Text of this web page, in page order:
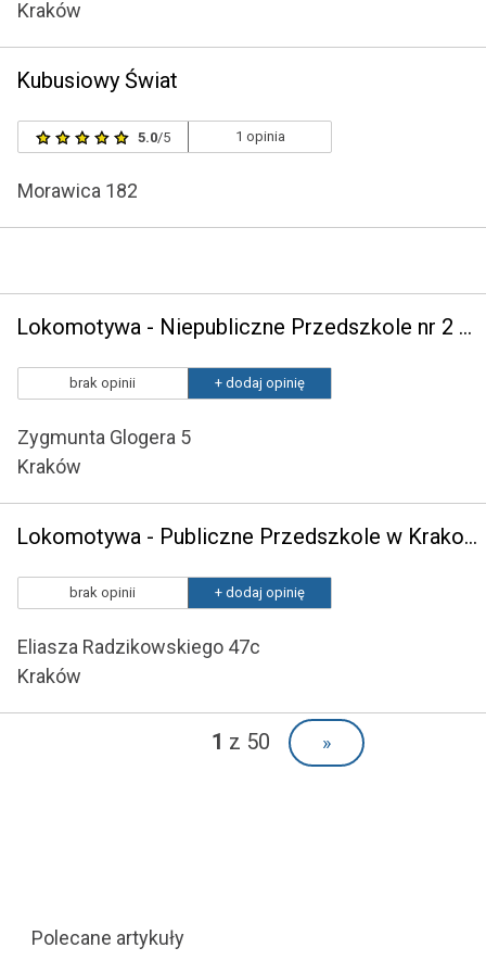
Kraków
Kubusiowy Świat
5.0/5 1 opinia
Morawica 182
Lokomotywa - Niepubliczne Przedszkole nr 2 w Krakowie
brak opinii + dodaj opinię
Zygmunta Glogera 5
Kraków
Lokomotywa - Publiczne Przedszkole w Krakowie
brak opinii + dodaj opinię
Eliasza Radzikowskiego 47c
Kraków
1 z 50 »
Polecane artykuły